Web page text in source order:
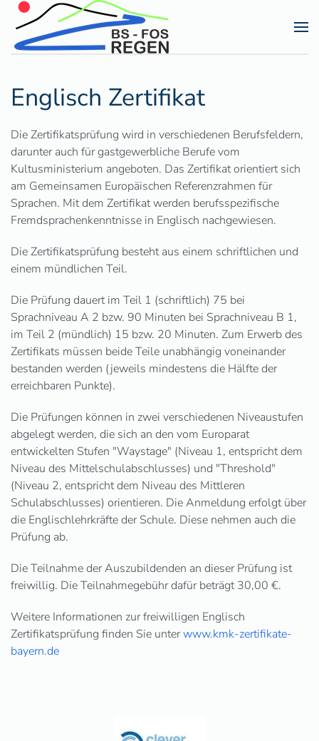
Zum Hauptinhalt springen
Englisch Zertifikat
Die Zertifikatsprüfung wird in verschiedenen Berufsfeldern,
darunter auch für gastgewerbliche Berufe vom
Kultusministerium angeboten. Das Zertifikat orientiert sich
am Gemeinsamen Europäischen Referenzrahmen für
Sprachen. Mit dem Zertifikat werden berufsspezifische
Fremdsprachenkenntnisse in Englisch nachgewiesen.
Die Zertifikatsprüfung besteht aus einem schriftlichen und
einem mündlichen Teil.
Die Prüfung dauert im Teil 1 (schriftlich) 75 bei
Sprachniveau A 2 bzw. 90 Minuten bei Sprachniveau B 1,
im Teil 2 (mündlich) 15 bzw. 20 Minuten. Zum Erwerb des
Zertifikats müssen beide Teile unabhängig voneinander
bestanden werden (jeweils mindestens die Hälfte der
erreichbaren Punkte).
Die Prüfungen können in zwei verschiedenen Niveaustufen
abgelegt werden, die sich an den vom Europarat
entwickelten Stufen "Waystage" (Niveau 1, entspricht dem
Niveau des Mittelschulabschlusses) und "Threshold"
(Niveau 2, entspricht dem Niveau des Mittleren
Schulabschlusses) orientieren. Die Anmeldung erfolgt über
die Englischlehrkräfte der Schule. Diese nehmen auch die
Prüfung ab.
Die Teilnahme der Auszubildenden an dieser Prüfung ist
freiwillig. Die Teilnahmegebühr dafür beträgt 30,00 €.
Weitere Informationen zur freiwilligen Englisch
Zertifikatsprüfung finden Sie unterwww.kmk-zertifikate-
bayern.de